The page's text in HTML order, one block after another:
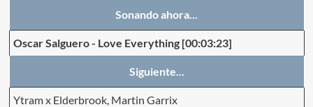
Sonando ahora...
Oscar Salguero- Love Everything [00:03:23]
Siguiente...
Ytram x Elderbrook, Martin Garrix